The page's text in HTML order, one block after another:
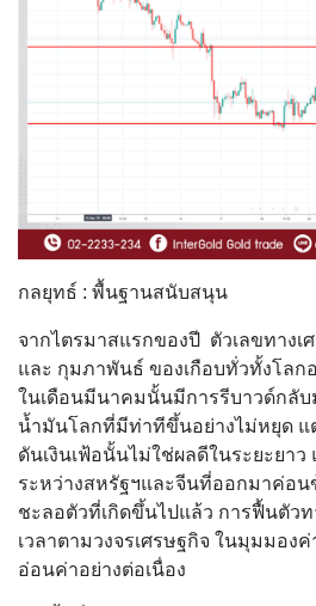
กลยุทธ์ : พื้นฐานสนับสนุน
จากไตรมาสแรกของปี ตัวเลขทางเ
และ กุมภาพันธ์ ของเกือบทั่วทั้งโล
ในเดือนมีนาคมนั้นมีการรีบาวด์กลับ
น้ำมันโลกที่มีท่าทีขึ้นอย่างไม่หยุด
ดันเงินเฟ้อนั้นไม่ใช่ผลดีในระยะยาว
ระหว่างสหรัฐฯและจีนที่ออกมาค่อน
ชะลอตัวที่เกิดขึ้นไปแล้ว การฟื้นตัวท
เวลาตามวงจรเศรษฐกิจ ในมุมมอง
อ่อนค่าอย่างต่อเนื่อง